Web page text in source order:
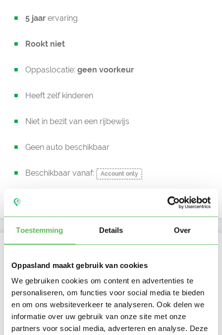
Toestemming Details Over
Oppasland maakt gebruik van cookies
We gebruiken cookies om content en advertenties te
personaliseren, om functies voor social media te bieden
en om ons websiteverkeer te analyseren. Ook delen we
informatie over uw gebruik van onze site met onze
partners voor social media, adverteren en analyse. Deze
5 jaar ervaring
Rookt niet
Oppaslocatie: geen voorkeur
Heeft zelf kinderen
Niet in bezit van een rijbewijs
Geen auto beschikbaar
Beschikbaar vanaf: Account only
Kan oppassen op
Ma Di Wo Do
Ochtend
Middag
Namiddag
Avond
Nacht
NIEUW